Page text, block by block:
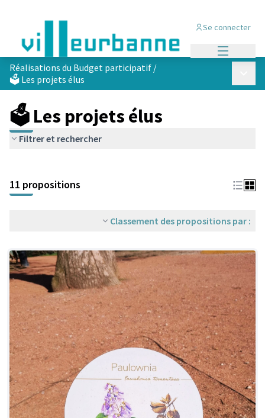
Se connecter
Réalisations du Budget participatif /
🗳️ Les projets élus
🗳️ Les projets élus
Filtrer et rechercher
+
−
11 propositions
Classement des propositions par :